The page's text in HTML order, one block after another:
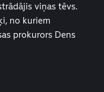
viņas tēvs.
no kuriem
prokurors Dens